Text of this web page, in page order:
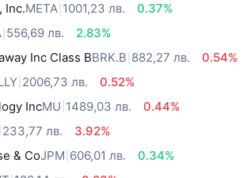
Inc.META 1001,23 лв.
0.37%
556,69 лв.
2.83%
Inc Class BBRK.B 882,27 лв.
0.54%
2006,73 лв.
0.52%
IncMU 1489,03 лв.
0.44%
233,77 лв.
3.92%
& CoJPM 606,01 лв.
0.34%